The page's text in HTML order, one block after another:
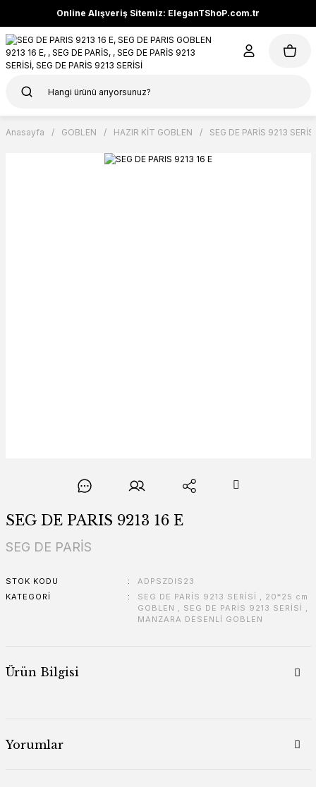
Online Alışveriş Sitemiz: EleganTShoP.com.tr
Anasayfa GOBLEN HAZIR KİT GOBLEN SEG DE PARİS 9213 SERİSİ
SEG DE PARIS 9213 16 E
SEG DE PARİS
STOK KODU
ADPSZDIS23
KATEGORI
SEG DE PARİS 9213 SERİSİ , 20*25 cm
GOBLEN , SEG DE PARİS 9213 SERİSİ ,
MANZARA DESENLİ GOBLEN
Ürün Bilgisi
Yorumlar